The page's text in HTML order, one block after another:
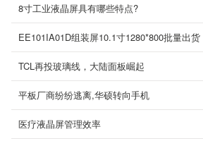
8寸工业液晶屏具有哪些特点?
EE101IA01D组装屏10.1寸1280*800批量出货
TCL再投玻璃线，大陆面板崛起
平板厂商纷纷逃离,华硕转向手机
医疗液晶屏管理效率